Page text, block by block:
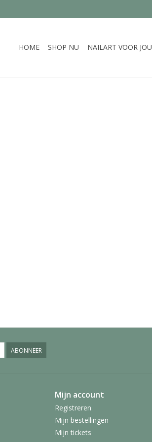
HOME SHOP NU NAILART VOOR JOU
ABONNEER
Mijn account
Registreren
Mijn bestellingen
Mijn tickets